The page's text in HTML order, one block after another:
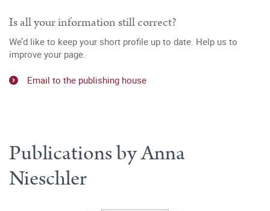
Is all your information still correct?
We’d like to keep your short profile up to date. Help us to
improve your page.
Email to the publishing house
Publications by Anna
Nieschler